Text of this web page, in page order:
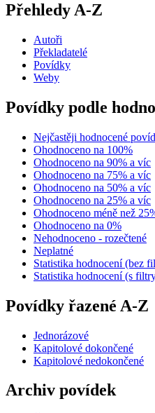
Přehledy A-Z
Autoři
Překladatelé
Povídky
Weby
Povídky podle
Nejčastěji hodnocené
Ohodnoceno na 100%
Ohodnoceno na 90% a víc
Ohodnoceno na 75% a víc
Ohodnoceno na 50% a víc
Ohodnoceno na 25% a víc
Ohodnoceno méně než
Ohodnoceno na 0%
Nehodnoceno - rozečtené
Neplatné
Statistika hodnocení (bez
Statistika hodnocení (s
Povídky řazené A-Z
Jednorázové
Kapitolové dokončené
Kapitolové nedokončené
Archiv povídek